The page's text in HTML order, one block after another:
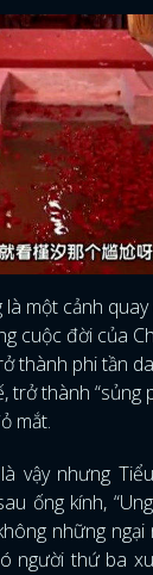
là một cảnh
cuộc đời của
thành phi tần
trở thành “sủng
mắt.
vậy nhưng
ống kính,
những ngại
người thứ ba